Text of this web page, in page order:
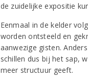
de zuidelijke expositie
Eenmaal in de kelder
worden ontsteeld en
aanwezige gisten.
schillen dus bij het sap,
meer structuur geeft.